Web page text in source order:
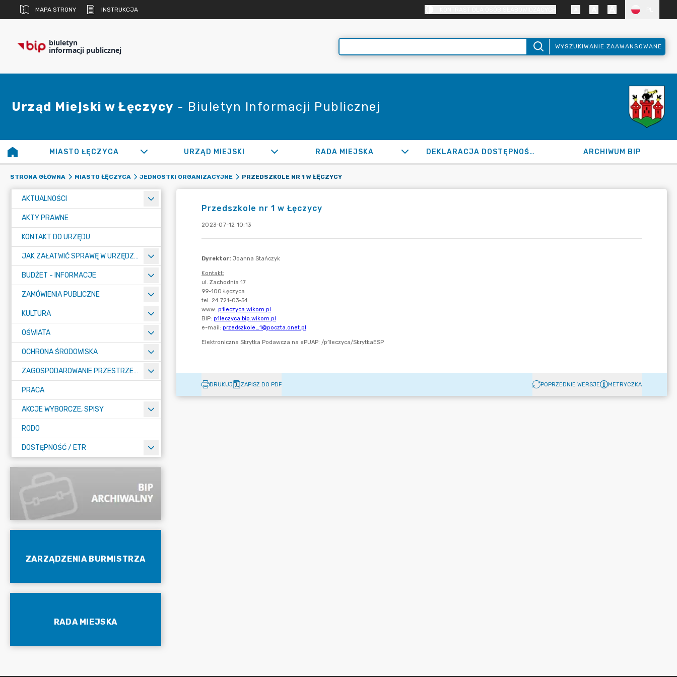
MAPA STRONY INSTRUKCJA
biuletyn
informacji publicznej WYSZUKIWANIE ZAAWANSOWANE
Urząd Miejski w Łęczycy - Biuletyn Informacji Publicznej
MIASTO ŁĘCZYCA URZĄD MIEJSKI RADA MIEJSKA DEKLARACJA DOSTĘPNOŚCI ARCHIWUM BIP
STRONA GŁÓWNA MIASTO ŁĘCZYCA JEDNOSTKI ORGANIZACYJNE PRZEDSZKOLE NR 1 W ŁĘCZYCY
AKTUALNOŚCI
AKTY PRAWNE
KONTAKT DO URZĘDU
JAK ZAŁATWIĆ SPRAWĘ W URZĘDZIE
BUDŻET - INFORMACJE
ZAMÓWIENIA PUBLICZNE
KULTURA
OŚWIATA
OCHRONA ŚRODOWISKA
ZAGOSPODAROWANIE PRZESTRZENNE
PRACA
AKCJE WYBORCZE, SPISY
RODO
DOSTĘPNOŚĆ / ETR
ZARZĄDZENIA BURMISTRZA
RADA MIEJSKA
Przedszkole nr 1 w Łęczycy
2023-07-12 10:13
DRUKUJ ZAPISZ DO PDF POPRZEDNIE WERSJE METRYCZKA